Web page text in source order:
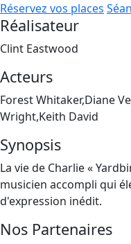
Réservez vos places
Réalisateur
Clint Eastwood
Acteurs
Forest Whitaker,Diane
Wright,Keith David
Synopsis
La vie de Charlie «
musicien accompli qui
d'expression inédit.
Nos Partenaires